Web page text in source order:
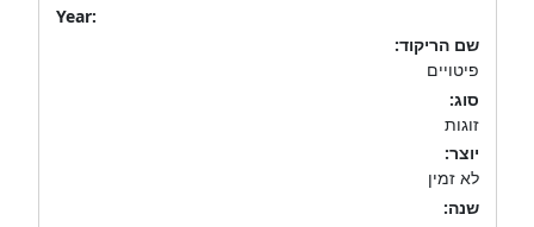
Year:
שם הריקוד:
פיטויים
סוג:
זוגות
יוצר:
לא זמין
שנה: